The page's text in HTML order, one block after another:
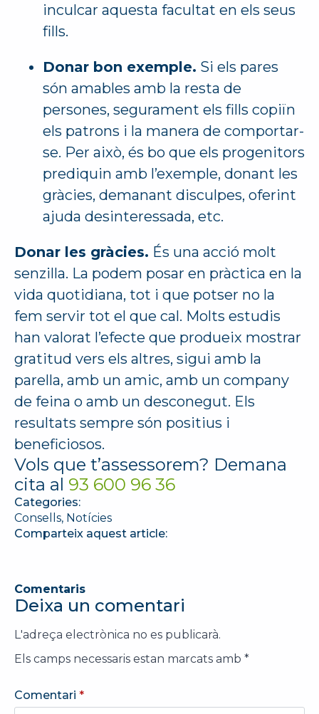
inculcar aquesta facultat en els seus
fills.
Donar bon exemple. Si els pares
són amables amb la resta de
persones, segurament els fills copiïn
els patrons i la manera de comportar-
se. Per això, és bo que els progenitors
prediquin amb l’exemple, donant les
gràcies, demanant disculpes, oferint
ajuda desinteressada, etc.
Donar les gràcies. És una acció molt
senzilla. La podem posar en pràctica en la
vida quotidiana, tot i que potser no la
fem servir tot el que cal. Molts estudis
han valorat l’efecte que produeix mostrar
gratitud vers els altres, sigui amb la
parella, amb un amic, amb un company
de feina o amb un desconegut. Els
resultats sempre són positius i
beneficiosos.
Vols que t’assessorem? Demana
cita al 93 600 96 36
Categories:
Consells Notícies
Comparteix aquest article:
Comentaris
Deixa un comentari
L'adreça electrònica no es publicarà.
Els camps necessaris estan marcats amb *
Comentari *